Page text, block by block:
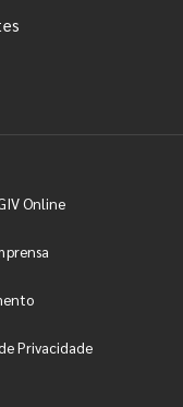
Online
Privacidade